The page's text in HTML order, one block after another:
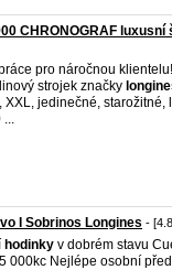
CHRONOGRAF
pro náročnou
strojek značky
XXL, jedinečné,
...
I Sobrinos Longines -
hodinky v dobrém stavu
000kc Nejlépe osobní